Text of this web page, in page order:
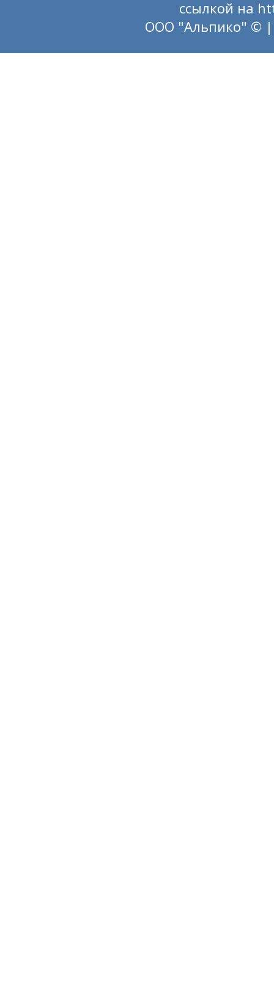
ссылкой на
ООО "Альпико" © |